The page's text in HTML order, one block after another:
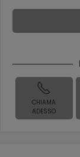
CHIAMA
ADESSO